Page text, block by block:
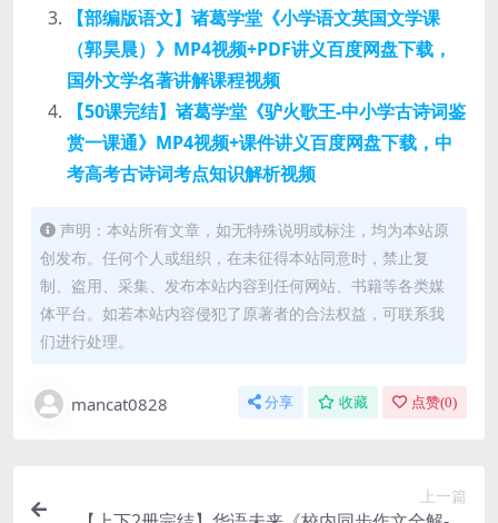
【部编版语文】诸葛学堂《小学语文英国文学课
（郭昊晨）》MP4视频+PDF讲义百度网盘下载，
国外文学名著讲解课程视频
【50课完结】诸葛学堂《驴火歌王-中小学古诗词鉴
赏一课通》MP4视频+课件讲义百度网盘下载，中
考高考古诗词考点知识解析视频
声明：本站所有文章，如无特殊说明或标注，均为本站原
创发布。任何个人或组织，在未征得本站同意时，禁止复
制、盗用、采集、发布本站内容到任何网站、书籍等各类媒
体平台。如若本站内容侵犯了原著者的合法权益，可联系我
们进行处理。
mancat0828 分享 收藏 点赞(0)
上一篇